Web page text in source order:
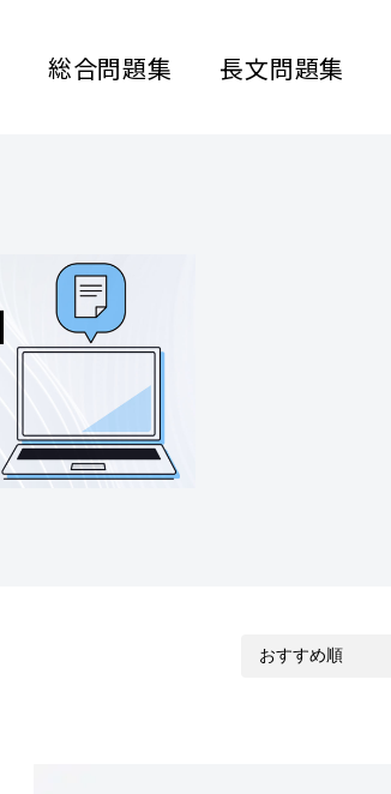
総合問題集 長文問題集